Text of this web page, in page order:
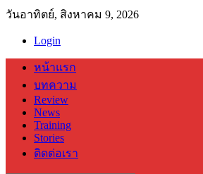
วันอาทิตย์, สิงหาคม 9, 2026
Login
หน้าแรก
บทความ
Review
News
Training
Stories
ติดต่อเรา